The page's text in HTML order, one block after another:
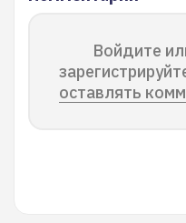
Войдите
оставлять